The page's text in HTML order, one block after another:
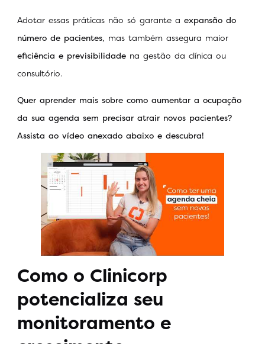
Adotar essas práticas não só garante a expansão do
número de pacientes, mas também assegura maior
eficiência e previsibilidade na gestão da clínica ou
consultório.
Quer aprender mais sobre como aumentar a ocupação
da sua agenda sem precisar atrair novos pacientes?
Assista ao vídeo anexado abaixo e descubra!
Como o Clinicorp
potencializa seu
monitoramento e